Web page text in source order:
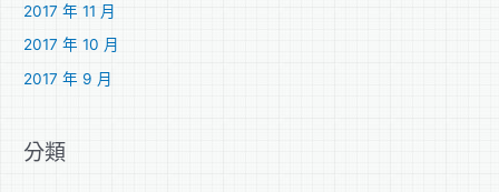
2017 年 11 月
2017 年 10 月
2017 年 9 月
分類